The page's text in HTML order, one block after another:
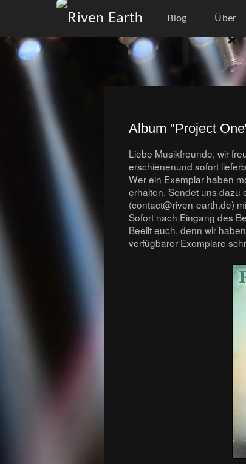
Blog Über
Album "Project
Liebe Musikfreunde, wir
erschienenund sofort
Wer ein Exemplar haben
erhalten. Sendet uns dazu
(contact@riven-earth.de)
Sofort nach Eingang des
Beeilt euch, denn wir
verfügbarer Exemplare